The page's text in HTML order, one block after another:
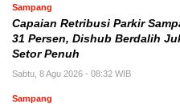
Sampang
Capaian Retribusi Parkir
31 Persen, Dishub Berdalih
Setor Penuh
Sabtu, 8 Agu 2026 - 08:32 WIB
Sampang